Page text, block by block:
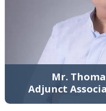
Mr.
Adjunct